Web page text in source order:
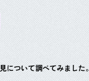
について調べてみました。